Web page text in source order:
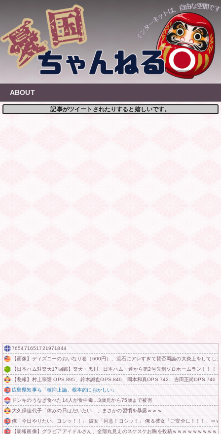
content
ABOUT
記事がツイートされたりすると嬉しいです。
765471651721971844
【画像】ディズニーのおいなり巻（600円）、流石にアレすぎて賛否両論の大炎上をしてし
【日本ハム対楽天17回戦】楽天・黒川、日本ハム・達から第2号先制ソロホームラン！！！
【悲報】村上宗隆 OPS.895、鈴木誠也OPS.840、岡本和真OPS.742、吉田正尚OPS.740
広島県知事ら「核抑止論、根本的におかしい」
ドンキのうなぎ食べた14人が食中毒…3歳児から75歳まで被害
大久保佳代子「休みの日はだいたい…」まさかの習慣を暴露ｗｗｗ
俺「今日やりたい、ヨシッ！！」 彼女「同意！ヨシッ！」 俺＆彼女「ご安全に！！！」⇒
【朗報画像】グラビアアイドルさん、全部丸見えのスケスケお胸を投稿ｗｗｗｗｗｗｗｗｗ